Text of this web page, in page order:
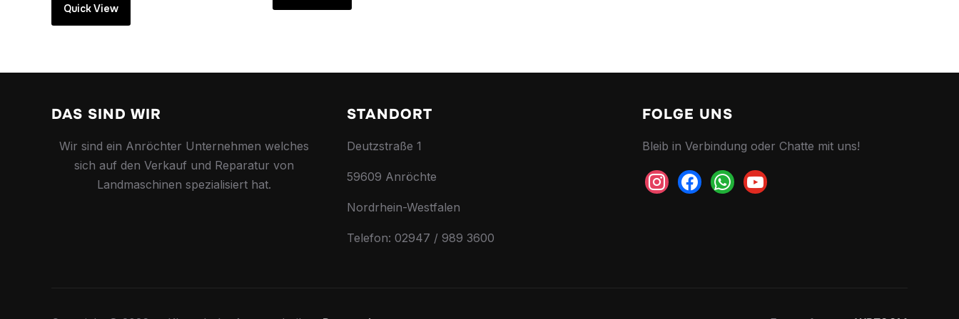
Quick View
DAS SIND WIR
Wir sind ein Anröchter Unternehmen welches
sich auf den Verkauf und Reparatur von
Landmaschinen spezialisiert hat.
STANDORT
Deutzstraße 1
59609 Anröchte
Nordrhein-Westfalen
Telefon: 02947 / 989 3600
FOLGE UNS
Bleib in Verbindung oder Chatte mit uns!
instagramfacebookwhatsappyoutube